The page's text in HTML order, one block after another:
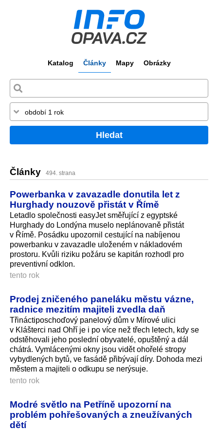
Katalog Články Mapy Obrázky
Hledat
Články 494. strana
Powerbanka v zavazadle donutila let z
Hurghady nouzově přistát v Římě
Letadlo společnosti easyJet směřující z egyptské
Hurghady do Londýna muselo neplánovaně přistát
v Římě. Posádku upozornil cestující na nabíjenou
powerbanku v zavazadle uloženém v nákladovém
prostoru. Kvůli riziku požáru se kapitán rozhodl pro
preventivní odklon.
tento rok
Prodej zničeného paneláku městu vázne,
radnice mezitím majiteli zvedla daň
Třináctiposchoďový panelový dům v Mírové ulici
v Klášterci nad Ohří je i po více než třech letech, kdy se
odstěhovali jeho poslední obyvatelé, opuštěný a dál
chátrá. Vymlácenými okny jsou vidět ohořelé stropy
vybydlených bytů, ve fasádě přibývají díry. Dohoda mezi
městem a majiteli o odkupu se nerýsuje.
tento rok
Modré světlo na Petříně upozorní na
problém pohřešovaných a zneužívaných
dětí